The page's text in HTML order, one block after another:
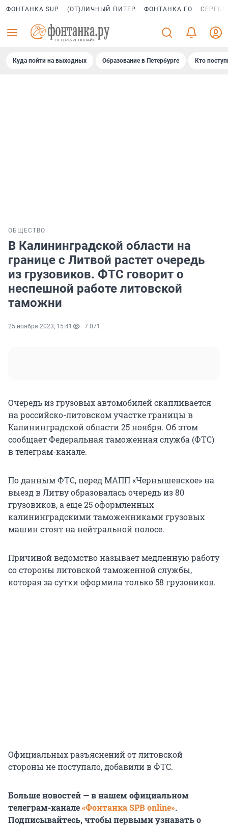
ФОНТАНКА SUP (ОТ)ЛИЧНЫЙ ПИТЕР ФОНТАНКА ГО
Куда пойти на выходных Образование в Петербурге Кто
ОБЩЕСТВО
В Калининградской области на
границе с Литвой растет очередь
из грузовиков. ФТС говорит о
неспешной работе литовской
таможни
25 ноября 2023, 15:41 7 071
Очередь из грузовых автомобилей скапливается
на российско-литовском участке границы в
Калининградской области 25 ноября. Об этом
сообщает Федеральная таможенная служба (ФТС)
в телеграм-канале.
По данным ФТС, перед МАПП «Чернышевское» на
выезд в Литву образовалась очередь из 80
грузовиков, а еще 25 оформленных
калининградскими таможенниками грузовых
машин стоят на нейтральной полосе.
Причиной ведомство называет медленную работу
со стороны литовской таможенной службы,
которая за сутки оформила только 58 грузовиков.
Официальных разъяснений от литовской
стороны не поступало, добавили в ФТС.
Больше новостей — в нашем официальном
телеграм-канале«Фонтанка SPB online».
Подписывайтесь, чтобы первыми узнавать о